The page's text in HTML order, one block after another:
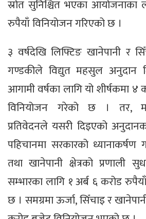
स्रोत सुनिश्चित भएका आयोजनाका
रुपैयाँ विनियोजन गरिएको छ ।
३ वर्षदेखि लिफ्टिङ खानेपानी र
गण्डकीले विद्युत महसुल अनुदान
आगामी वर्षका लागि यो शीर्षकमा
विनियोजन गरेको छ । तर,
प्रतिवेदनले यसरी दिइएको
पहिचानमा सरकारको
तथा खानेपानी क्षेत्रको प्रणाली
सम्भारका लागि १ अर्ब ६ करोड
छ । समग्रमा ऊर्जा, सिँचाइ र